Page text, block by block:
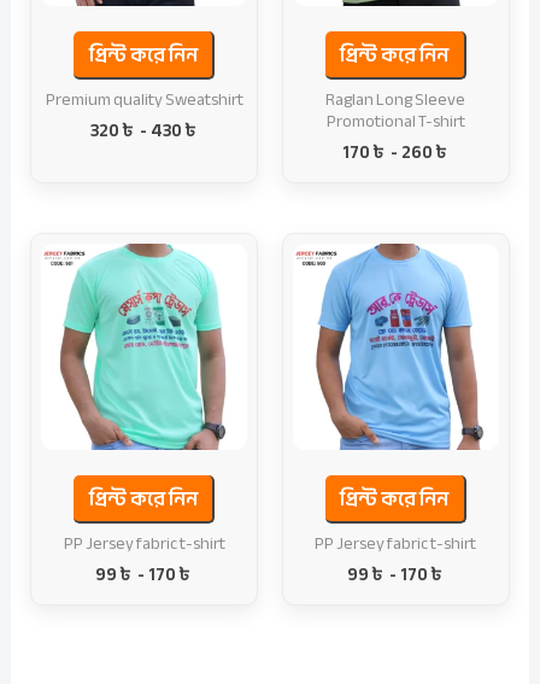
প্রিন্ট করে নিন
Premium quality Sweatshirt
320৳ -430৳
প্রিন্ট করে নিন
Raglan Long Sleeve
Promotional T-shirt
170৳ -260৳
প্রিন্ট করে নিন
PP Jersey fabric t-shirt
99৳ -170৳
প্রিন্ট করে নিন
PP Jersey fabric t-shirt
99৳ -170৳